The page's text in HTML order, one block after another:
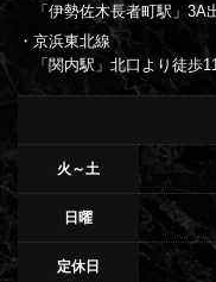
「伊勢佐木長者町駅」3A
・京浜東北線
「関内駅」北口より徒歩
火～土
日曜
定休日